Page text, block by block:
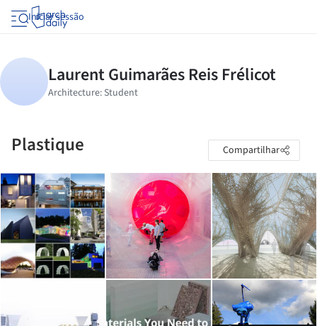
Iniciar sessão
Plastique Compartilhar